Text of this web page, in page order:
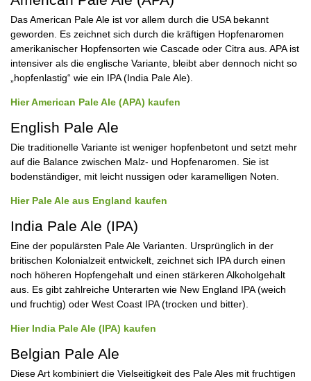
Das American Pale Ale ist vor allem durch die USA bekannt
geworden. Es zeichnet sich durch die kräftigen Hopfenaromen
amerikanischer Hopfensorten wie Cascade oder Citra aus. APA ist
intensiver als die englische Variante, bleibt aber dennoch nicht so
„hopfenlastig“ wie ein IPA (India Pale Ale).
Hier American Pale Ale (APA) kaufen
English Pale Ale
Die traditionelle Variante ist weniger hopfenbetont und setzt mehr
auf die Balance zwischen Malz- und Hopfenaromen. Sie ist
bodenständiger, mit leicht nussigen oder karamelligen Noten.
Hier Pale Ale aus England kaufen
India Pale Ale (IPA)
Eine der populärsten Pale Ale Varianten. Ursprünglich in der
britischen Kolonialzeit entwickelt, zeichnet sich IPA durch einen
noch höheren Hopfengehalt und einen stärkeren Alkoholgehalt
aus. Es gibt zahlreiche Unterarten wie New England IPA (weich
und fruchtig) oder West Coast IPA (trocken und bitter).
Hier India Pale Ale (IPA) kaufen
Belgian Pale Ale
Diese Art kombiniert die Vielseitigkeit des Pale Ales mit fruchtigen